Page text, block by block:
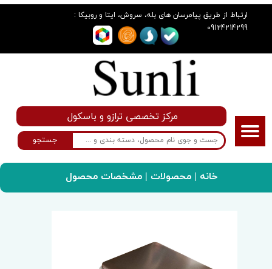
ارتباط از طریق پیامرسان های بله، سروش، ایتا و روبیکا :
09124214299
جستجو
مرکز تخصصی ترازو و باسکول
ترازوی دیجیتال مدل AHK-6200g
خانه | محصولات | مشخصات محصول